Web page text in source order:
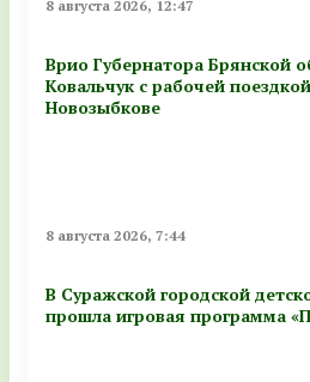
8 августа 2026, 12:47
Врио Губернатора Брянской
Ковальчук с рабочей
Новозыбкове
8 августа 2026, 7:44
В Суражской городской
прошла игровая программа